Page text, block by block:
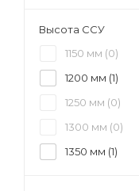
Высота ССУ
1150 мм (0)
1200 мм (1)
1250 мм (0)
1300 мм (0)
1350 мм (1)